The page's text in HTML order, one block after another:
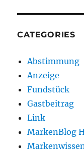
CATEGORIES
Abstimmung
Anzeige
Fundstück
Gastbeitrag
Link
MarkenBlog